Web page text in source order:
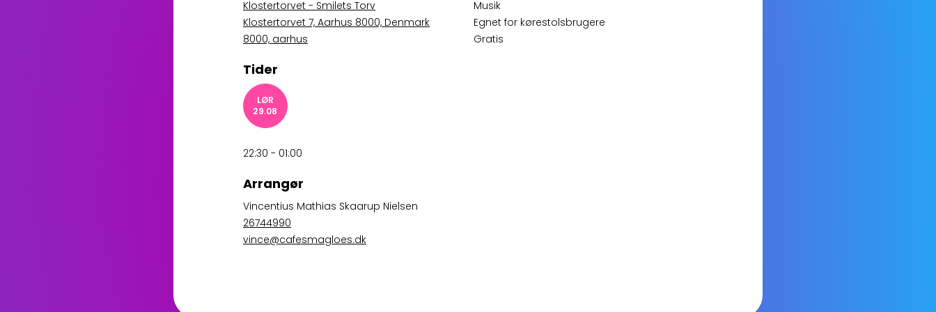
Klostertorvet - Smilets Torv
Klostertorvet 7, Aarhus 8000, Denmark
8000, aarhus
Musik
Egnet for kørestolsbrugere
Gratis
Tider
LØR
29.08
22:30 - 01:00
Arrangør
Vincentius Mathias Skaarup Nielsen
26744990
vince@cafesmagloes.dk